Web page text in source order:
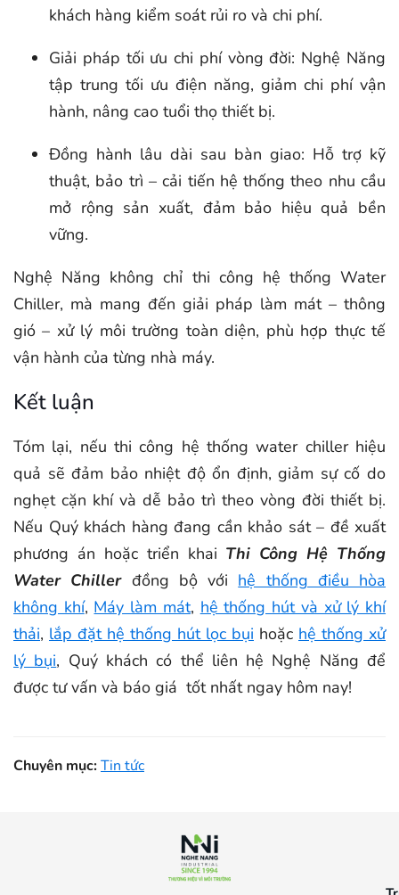
khách hàng kiểm soát rủi ro và chi phí.
Giải pháp tối ưu chi phí vòng đời: Nghệ Năng
tập trung tối ưu điện năng, giảm chi phí vận
hành, nâng cao tuổi thọ thiết bị.
Đồng hành lâu dài sau bàn giao: Hỗ trợ kỹ
thuật, bảo trì – cải tiến hệ thống theo nhu cầu
mở rộng sản xuất, đảm bảo hiệu quả bền
vững.
Nghệ Năng không chỉ thi công hệ thống Water
Chiller, mà mang đến giải pháp làm mát – thông
gió – xử lý môi trường toàn diện, phù hợp thực tế
vận hành của từng nhà máy.
Kết luận
Tóm lại, nếu thi công hệ thống water chiller hiệu
quả sẽ đảm bảo nhiệt độ ổn định, giảm sự cố do
nghẹt cặn khí và dễ bảo trì theo vòng đời thiết bị.
Nếu Quý khách hàng đang cần khảo sát – đề xuất
phương án hoặc triển khai Thi Công Hệ Thống
Water Chillerđồng bộ với hệ thống điều hòa
không khí, Máy làm mát, hệ thống hút và xử lý khí
thải, lắp đặt hệ thống hút lọc bụi hoặc hệ thống xử
lý bụi, Quý khách có thể liên hệ Nghệ Năng để
được tư vấn và báo giá tốt nhất ngay hôm nay!
Chuyên mục:Tin tức